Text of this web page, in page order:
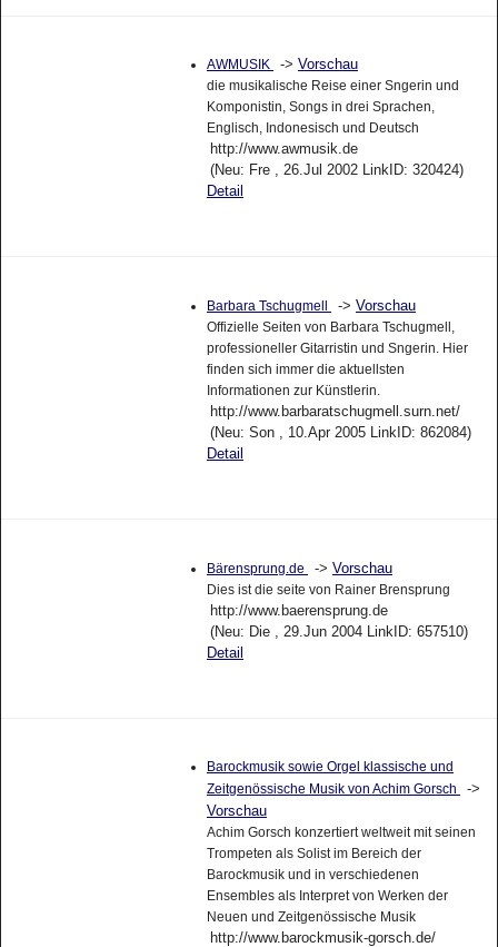
AWMUSIK -> Vorschau
die musikalische Reise einer Sngerin und
Komponistin, Songs in drei Sprachen,
Englisch, Indonesisch und Deutsch
http://www.awmusik.de
(Neu: Fre , 26.Jul 2002 LinkID: 320424)
Detail
Barbara Tschugmell -> Vorschau
Offizielle Seiten von Barbara Tschugmell,
professioneller Gitarristin und Sngerin. Hier
finden sich immer die aktuellsten
Informationen zur Künstlerin.
http://www.barbaratschugmell.surn.net/
(Neu: Son , 10.Apr 2005 LinkID: 862084)
Detail
Bärensprung.de -> Vorschau
Dies ist die seite von Rainer Brensprung
http://www.baerensprung.de
(Neu: Die , 29.Jun 2004 LinkID: 657510)
Detail
Barockmusik sowie Orgel klassische und
Zeitgenössische Musik von Achim Gorsch
->
Vorschau
Achim Gorsch konzertiert weltweit mit seinen
Trompeten als Solist im Bereich der
Barockmusik und in verschiedenen
Ensembles als Interpret von Werken der
Neuen und Zeitgenössische Musik
http://www.barockmusik-gorsch.de/